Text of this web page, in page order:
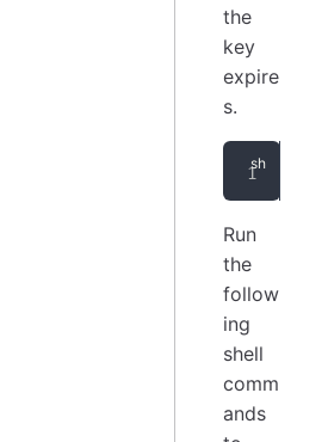
the
key
expire
s.
Run
the
follow
ing
shell
comm
ands